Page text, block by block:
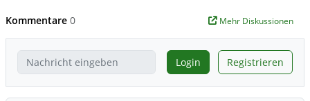
Kommentare 0 Mehr Diskussionen
Login Registrieren